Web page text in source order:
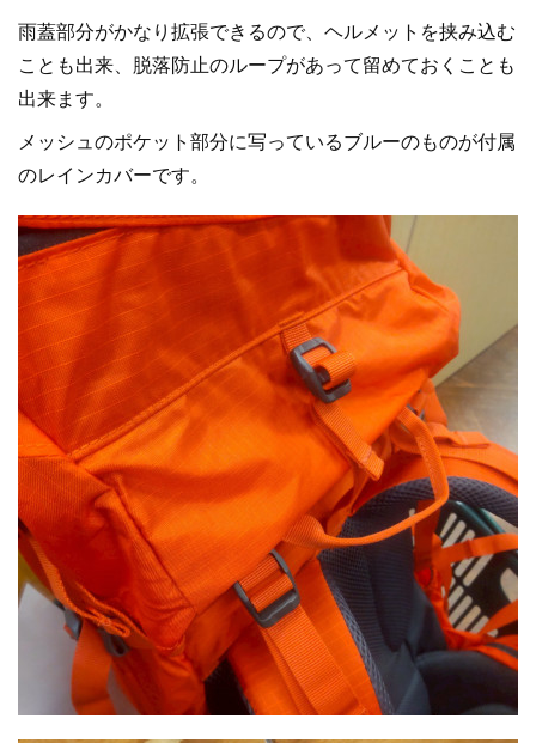
雨蓋部分がかなり拡張できるので、ヘルメットを挟み込む
ことも出来、脱落防止のループがあって留めておくことも
出来ます。
メッシュのポケット部分に写っているブルーのものが付属
のレインカバーです。